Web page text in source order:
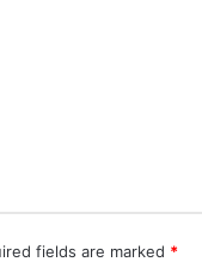
fields are marked *